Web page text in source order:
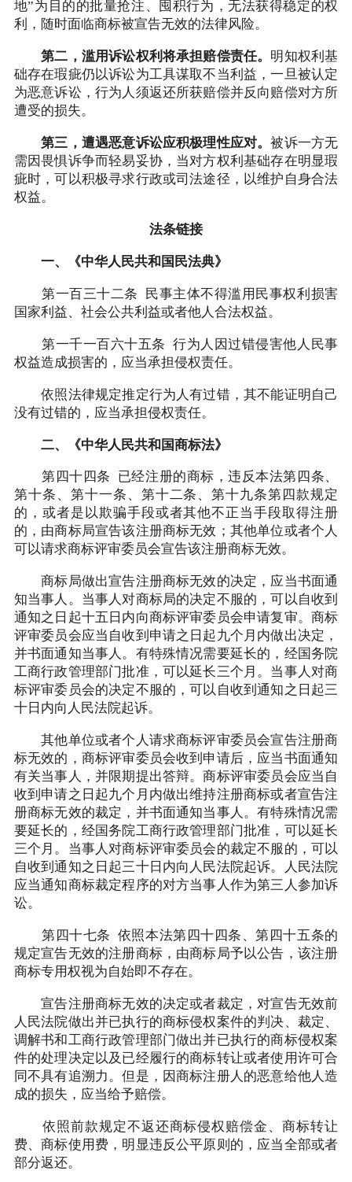
地”为目的的批量抢注、囤积行为，无法获得稳定的权
利，随时面临商标被宣告无效的法律风险。
第二，滥用诉讼权利将承担赔偿责任。 明知权利基
础存在瑕疵仍以诉讼为工具谋取不当利益，一旦被认定
为恶意诉讼，行为人须返还所获赔偿并反向赔偿对方所
遭受的损失。
第三，遭遇恶意诉讼应积极理性应对。被诉一方无
需因畏惧诉争而轻易妥协，当对方权利基础存在明显瑕
疵时，可以积极寻求行政或司法途径，以维护自身合法
权益。
法条链接
一、《中华人民共和国民法典》
第一百三十二条 民事主体不得滥用民事权利损害
国家利益、社会公共利益或者他人合法权益。
第一千一百六十五条 行为人因过错侵害他人民事
权益造成损害的，应当承担侵权责任。
依照法律规定推定行为人有过错，其不能证明自己
没有过错的，应当承担侵权责任。
二、《中华人民共和国商标法》
第四十四条 已经注册的商标，违反本法第四条、
第十条、第十一条、第十二条、第十九条第四款规定
的，或者是以欺骗手段或者其他不正当手段取得注册
的，由商标局宣告该注册商标无效；其他单位或者个人
可以请求商标评审委员会宣告该注册商标无效。
商标局做出宣告注册商标无效的决定，应当书面通
知当事人。当事人对商标局的决定不服的，可以自收到
通知之日起十五日内向商标评审委员会申请复审。商标
评审委员会应当自收到申请之日起九个月内做出决定，
并书面通知当事人。有特殊情况需要延长的，经国务院
工商行政管理部门批准，可以延长三个月。当事人对商
标评审委员会的决定不服的，可以自收到通知之日起三
十日内向人民法院起诉。
其他单位或者个人请求商标评审委员会宣告注册商
标无效的，商标评审委员会收到申请后，应当书面通知
有关当事人，并限期提出答辩。商标评审委员会应当自
收到申请之日起九个月内做出维持注册商标或者宣告注
册商标无效的裁定，并书面通知当事人。有特殊情况需
要延长的，经国务院工商行政管理部门批准，可以延长
三个月。当事人对商标评审委员会的裁定不服的，可以
自收到通知之日起三十日内向人民法院起诉。人民法院
应当通知商标裁定程序的对方当事人作为第三人参加诉
讼。
第四十七条 依照本法第四十四条、第四十五条的
规定宣告无效的注册商标，由商标局予以公告，该注册
商标专用权视为自始即不存在。
宣告注册商标无效的决定或者裁定，对宣告无效前
人民法院做出并已执行的商标侵权案件的判决、裁定、
调解书和工商行政管理部门做出并已执行的商标侵权案
件的处理决定以及已经履行的商标转让或者使用许可合
同不具有追溯力。但是，因商标注册人的恶意给他人造
成的损失，应当给予赔偿。
依照前款规定不返还商标侵权赔偿金、商标转让
费、商标使用费，明显违反公平原则的，应当全部或者
部分返还。